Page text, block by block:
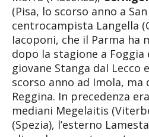
(Pisa, lo scorso anno a
centrocampista Langella
Iacoponi, che il Parma ha
dopo la stagione a
giovane Stanga dal Lecco
scorso anno ad Imola,
Reggina. In precedenza
mediani Megelaitis
(Spezia), l’esterno